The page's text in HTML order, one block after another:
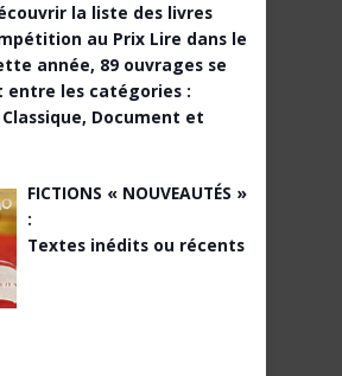
la liste des livres
au Prix Lire dans le
année, 89 ouvrages se
entre les catégories :
Document et
FICTIONS « NOUVEAUTÉS »
:
Textes inédits ou récents